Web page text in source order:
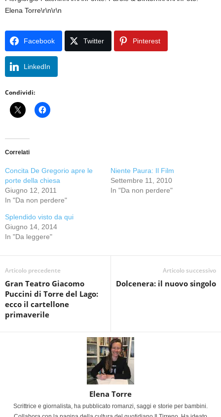
Elena Torre\r\n\r\n
Facebook Twitter Pinterest
LinkedIn
Condividi:
Correlati
Concita De Gregorio apre le
porte della chiesa
Giugno 12, 2011
In "Da non perdere"
Niente Paura: Il Film
Settembre 11, 2010
In "Da non perdere"
Splendido visto da qui
Giugno 14, 2014
In "Da leggere"
Articolo precedente
Gran Teatro Giacomo
Puccini di Torre del Lago:
ecco il cartellone
primaverile
Articolo successivo
Dolcenera: il nuovo singolo
Elena Torre
Scrittrice e giornalista, ha pubblicato romanzi, saggi e storie per bambini.